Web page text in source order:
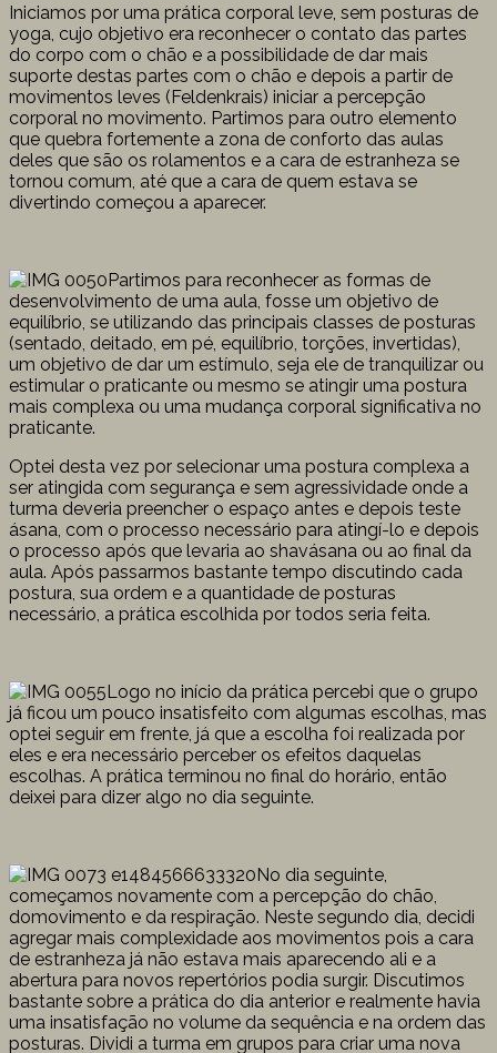
Iniciamos por uma prática corporal leve, sem posturas de
yoga, cujo objetivo era reconhecer o contato das partes
do corpo com o chão e a possibilidade de dar mais
suporte destas partes com o chão e depois a partir de
movimentos leves (Feldenkrais) iniciar a percepção
corporal no movimento. Partimos para outro elemento
que quebra fortemente a zona de conforto das aulas
deles que são os rolamentos e a cara de estranheza se
tornou comum, até que a cara de quem estava se
divertindo começou a aparecer.
Partimos para reconhecer as formas de
desenvolvimento de uma aula, fosse um objetivo de
equilíbrio, se utilizando das principais classes de posturas
(sentado, deitado, em pé, equilíbrio, torções, invertidas),
um objetivo de dar um estímulo, seja ele de tranquilizar ou
estimular o praticante ou mesmo se atingir uma postura
mais complexa ou uma mudança corporal significativa no
praticante.
Optei desta vez por selecionar uma postura complexa a
ser atingida com segurança e sem agressividade onde a
turma deveria preencher o espaço antes e depois teste
ásana, com o processo necessário para atingí-lo e depois
o processo após que levaria ao shavásana ou ao final da
aula. Após passarmos bastante tempo discutindo cada
postura, sua ordem e a quantidade de posturas
necessário, a prática escolhida por todos seria feita.
Logo no início da prática percebi que o grupo
já ficou um pouco insatisfeito com algumas escolhas, mas
optei seguir em frente, já que a escolha foi realizada por
eles e era necessário perceber os efeitos daquelas
escolhas. A prática terminou no final do horário, então
deixei para dizer algo no dia seguinte.
No dia seguinte,
começamos novamente com a percepção do chão,
domovimento e da respiração. Neste segundo dia, decidi
agregar mais complexidade aos movimentos pois a cara
de estranheza já não estava mais aparecendo ali e a
abertura para novos repertórios podia surgir. Discutimos
bastante sobre a prática do dia anterior e realmente havia
uma insatisfação no volume da sequência e na ordem das
posturas. Dividi a turma em grupos para criar uma nova